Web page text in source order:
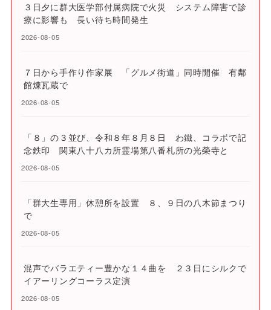
３日夕に群大医学部付属病院で火災 システム障害で診
療に影響も 長い待ち時間発生
2026-08-05
７日から手作り作家展 「グルメ街道」同時開催 有鄰
館煉瓦蔵で
2026-08-05
「８」の３並び、令和８年８月８日 わ鐵、コラボで記
念鉄印 関東八十八カ所霊場第八番札所の光榮寺と
2026-08-05
「群大生専用」休憩所を設置 ８、９日の八木節まつり
で
2026-08-05
混声でバラエティー豊かな１４曲を ２３日にシルクで
イアーリングコーラス定演
2026-08-05